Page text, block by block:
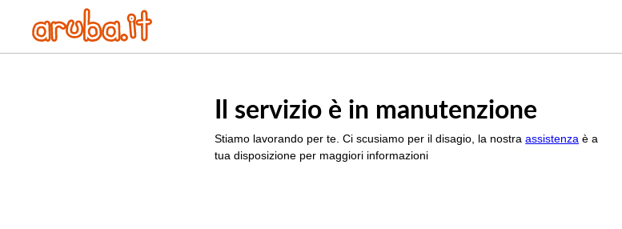
Il servizio è in manutenzione
Stiamo lavorando per te. Ci scusiamo per il disagio, la nostraassistenza è a
tua disposizione per maggiori informazioni